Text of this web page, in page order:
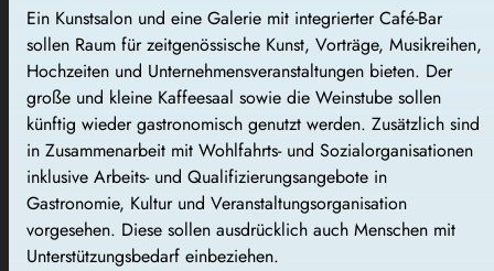
Ein Kunstsalon und eine Galerie mit integrierter Café-Bar
sollen Raum für zeitgenössische Kunst, Vorträge, Musikreihen,
Hochzeiten und Unternehmensveranstaltungen bieten. Der
große und kleine Kaffeesaal sowie die Weinstube sollen
künftig wieder gastronomisch genutzt werden. Zusätzlich sind
in Zusammenarbeit mit Wohlfahrts- und Sozialorganisationen
inklusive Arbeits- und Qualifizierungsangebote in
Gastronomie, Kultur und Veranstaltungsorganisation
vorgesehen. Diese sollen ausdrücklich auch Menschen mit
Unterstützungsbedarf einbeziehen.